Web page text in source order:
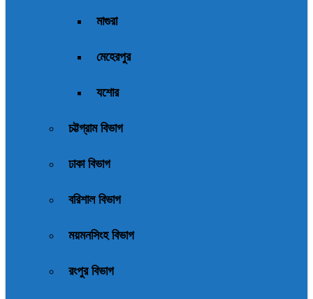
মাগুরা
মেহেরপুর
যশোর
চট্টগ্রাম বিভাগ
ঢাকা বিভাগ
বরিশাল বিভাগ
ময়মনসিংহ বিভাগ
রংপুর বিভাগ